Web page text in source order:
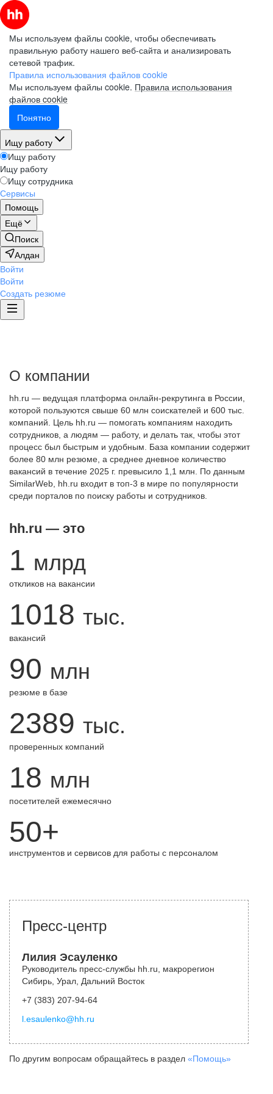
Мы используем файлы cookie, чтобы обеспечивать
правильную работу нашего веб-сайта и анализировать
сетевой трафик.
Правила использования файлов cookie
Мы используем файлы cookie. Правила использования
файлов cookie
Понятно
Ищу работу
Ищу работу
Ищу работу
Ищу сотрудника
Сервисы
Помощь
Ещё
Поиск
Алдан
Войти
Войти
Создать резюме
О компании
hh.ru — ведущая платформа онлайн-рекрутинга в России,
которой пользуются свыше 60 млн соискателей и 600 тыс.
компаний. Цель hh.ru — помогать компаниям находить
сотрудников, а людям — работу, и делать так, чтобы этот
процесс был быстрым и удобным. База компании содержит
более 80 млн резюме, а среднее дневное количество
вакансий в течение 2025 г. превысило 1,1 млн. По данным
SimilarWeb, hh.ru входит в топ-3 в мире по популярности
среди порталов по поиску работы и сотрудников.
hh.ru — это
1 млрд
откликов на вакансии
1018 тыс.
вакансий
90 млн
резюме в базе
2389 тыс.
проверенных компаний
18 млн
посетителей ежемесячно
50+
инструментов и сервисов для работы с персоналом
Пресс-центр
Лилия Эсауленко
Руководитель пресс-службы hh.ru, макрорегион
Сибирь, Урал, Дальний Восток
+7 (383) 207-94-64
l.esaulenko@hh.ru
По другим вопросам обращайтесь в раздел «Помощь»